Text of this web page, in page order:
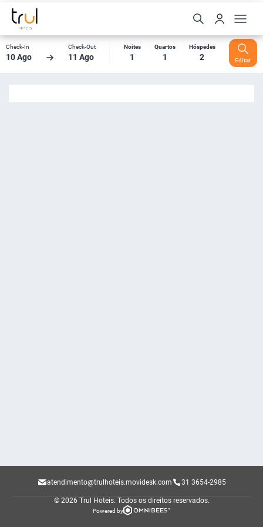
Check-In
10 Ago
Check-Out
11 Ago
Noites
1
Quartos
1
Hóspedes
2 Editar
atendimento@trulhoteis.movidesk.com 31 3654-2985
© 2026 Trul Hoteis. Todos os direitos reservados.
Powered by